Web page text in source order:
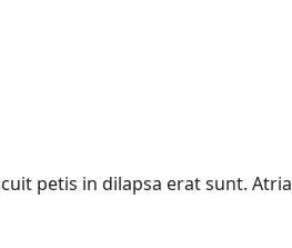
petis in dilapsa erat sunt. Atria